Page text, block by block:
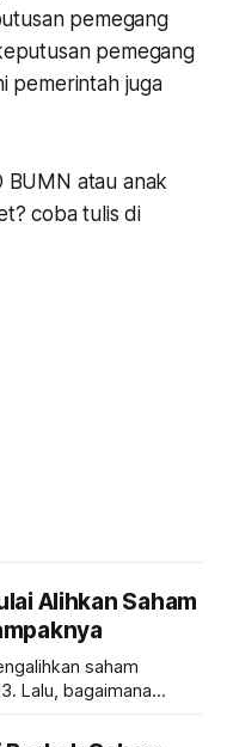
pemegang
pemegang
pemerintah juga
BUMN atau anak
coba tulis di
Alihkan Saham
saham
Lalu, bagaimana